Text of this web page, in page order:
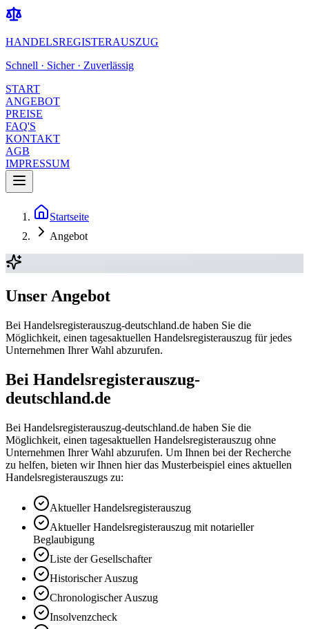
HANDELSREGISTERAUSZUG
Schnell · Sicher · Zuverlässig
START
ANGEBOT
PREISE
FAQ'S
KONTAKT
AGB
IMPRESSUM
Startseite
Angebot
Unser Angebot
Bei Handelsregisterauszug-deutschland.de haben Sie die
Möglichkeit, einen tagesaktuellen Handelsregisterauszug für jedes
Unternehmen Ihrer Wahl abzurufen.
Bei Handelsregisterauszug-
deutschland.de
Bei Handelsregisterauszug-deutschland.de haben Sie die
Möglichkeit, einen tagesaktuellen Handelsregisterauszug ohne
Unternehmen Ihrer Wahl abzurufen. Um Ihnen bei der Recherche
zu helfen, bieten wir Ihnen hier das Musterbeispiel eines aktuellen
Handelsregisterauszugs zu:
Aktueller Handelsregisterauszug
Aktueller Handelsregisterauszug mit notarieller
Beglaubigung
Liste der Gesellschafter
Historischer Auszug
Chronologischer Auszug
Insolvenzcheck